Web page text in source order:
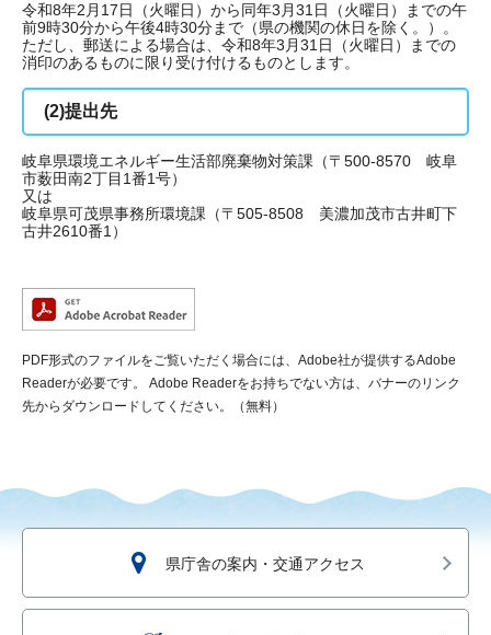
令和8年2月17日（火曜日）から同年3月31日（火曜日）までの午
前9時30分から午後4時30分まで（県の機関の休日を除く。）。
ただし、郵送による場合は、令和8年3月31日（火曜日）までの
消印のあるものに限り受け付けるものとします。
(2)提出先
岐阜県環境エネルギー生活部廃棄物対策課（〒500-8570 岐阜
市薮田南2丁目1番1号）
又は
岐阜県可茂県事務所環境課（〒505-8508 美濃加茂市古井町下
古井2610番1）
PDF形式のファイルをご覧いただく場合には、Adobe社が提供するAdobe
Readerが必要です。
Adobe Readerをお持ちでない方は、バナーのリンク
先からダウンロードしてください。（無料）
県庁舎の案内・交通アクセス